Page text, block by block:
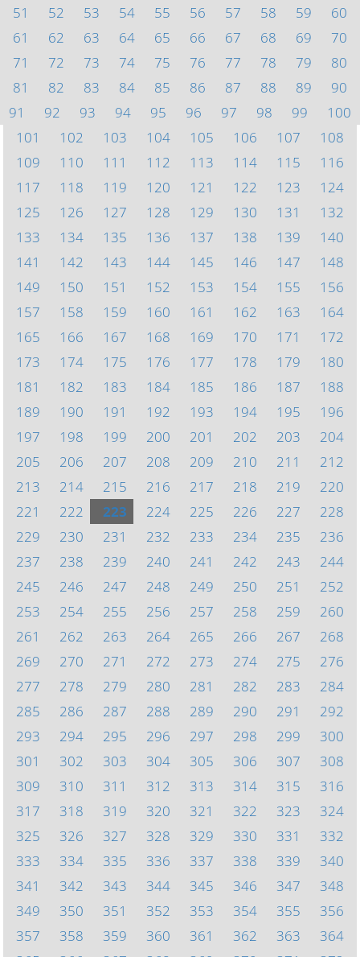
51
52 53 54 55 56 57 58 59
60
61
62 63 64 65 66 67 68 69
70
71
72 73 74 75 76 77 78 79
80
81
82 83 84 85 86 87 88 89
90
91
92 93 94 95 96 97 98 99
100
101
102 103 104 105 106 107
108
109
110 111 112 113 114 115
116
117
118 119 120 121 122 123
124
125
126 127 128 129 130 131
132
133
134 135 136 137 138 139
140
141
142 143 144 145 146 147
148
149
150 151 152 153 154 155
156
157
158 159 160 161 162 163
164
165
166 167 168 169 170 171
172
173
174 175 176 177 178 179
180
181
182 183 184 185 186 187
188
189
190 191 192 193 194 195
196
197
198 199 200 201 202 203
204
205
206 207 208 209 210 211
212
213
214 215 216 217 218 219
220
221
222 223 224 225 226 227
228
229
230 231 232 233 234 235
236
237
238 239 240 241 242 243
244
245
246 247 248 249 250 251
252
253
254 255 256 257 258 259
260
261
262 263 264 265 266 267
268
269
270 271 272 273 274 275
276
277
278 279 280 281 282 283
284
285
286 287 288 289 290 291
292
293
294 295 296 297 298 299
300
301
302 303 304 305 306 307
308
309
310 311 312 313 314 315
316
317
318 319 320 321 322 323
324
325
326 327 328 329 330 331
332
333
334 335 336 337 338 339
340
341
342 343 344 345 346 347
348
349
350 351 352 353 354 355
356
357
358 359 360 361 362 363
364